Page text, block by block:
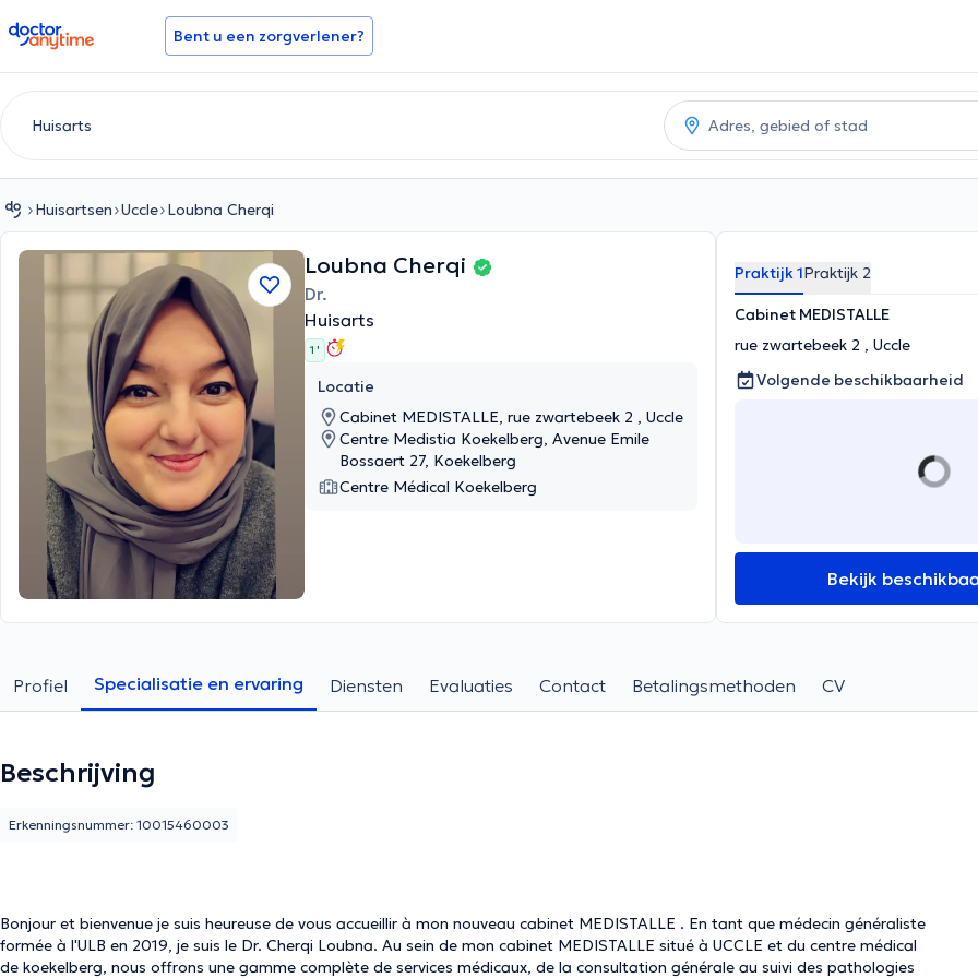
doctoranytime Bent u een zorgverlener?
Huisartsen Uccle Loubna Cherqi
Loubna Cherqi
Dr.
Huisarts
1 '
Locatie
Cabinet MEDISTALLE, rue zwartebeek 2 , Uccle
Centre Medistia Koekelberg, Avenue Emile
Bossaert 27, Koekelberg
Centre Médical Koekelberg
Praktijk 1Praktijk 2
Cabinet MEDISTALLE
rue zwartebeek 2 , Uccle
Volgende beschikbaarheid
Bekijk
Profiel Specialisatie en ervaring Diensten Evaluaties Contact Betalingsmethoden CV
Beschrijving
Bonjour et bienvenue je suis heureuse de vous accueillir à mon nouveau cabinet MEDISTALLE . En tant que médecin généraliste
formée à l'ULB en 2019, je suis le Dr. Cherqi Loubna. Au sein de mon cabinet MEDISTALLE situé à UCCLE et du centre médical
de koekelberg, nous offrons une gamme complète de services médicaux, de la consultation générale au suivi des pathologies
Erkenningsnummer: 10015460003